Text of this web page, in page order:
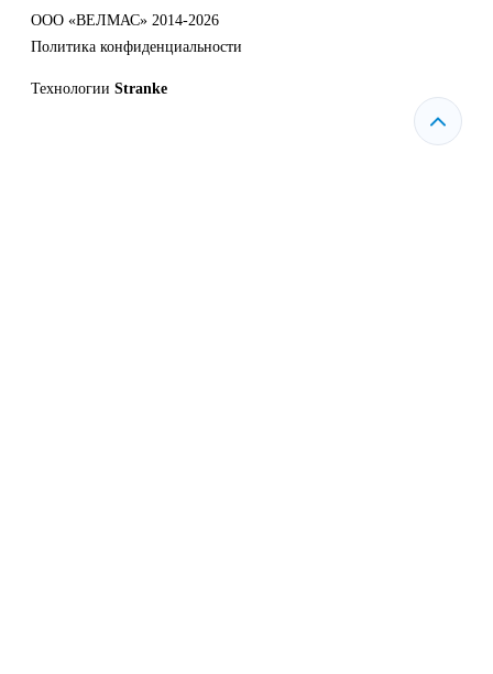
ООО «ВЕЛМАС» 2014-2026
Политика конфиденциальности
Технологии Stranke